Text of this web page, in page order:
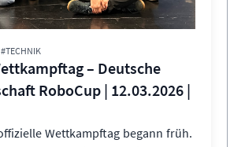
– Deutsche
RoboCup | 12.03.2026 |
Wettkampftag begann früh.